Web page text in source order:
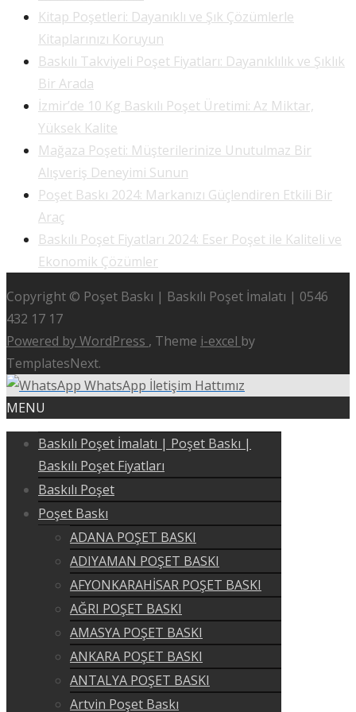
Kitap Poşetleri: Dayanıklı ve Şık Çözümlerle
Kitaplarınızı Koruyun
Baskılı Takviyeli Poşet Fiyatları: Dayanıklılık ve Şıklık
Bir Arada
İzmir’de 10 Kg Baskılı Poşet Üretimi: Az Miktar,
Yüksek Kalite
Mağaza Poşeti: Müşterilerinize Unutulmaz Bir
Alışveriş Deneyimi Sunun
Poşet Baskı 2024: Markanızı Güçlendiren Etkili Bir
Araç
Baskılı Poşet Fiyatları 2024: Eser Poşet ile Kaliteli ve
Ekonomik Çözümler
Copyright © Poşet Baskı | Baskılı Poşet İmalatı | 0546
432 17 17
Powered by WordPress , Theme i-excel by
TemplatesNext.
WhatsApp İletişim Hattımız
MENU
Baskılı Poşet İmalatı | Poşet Baskı |
Baskılı Poşet Fiyatları
Baskılı Poşet
Poşet Baskı
ADANA POŞET BASKI
ADIYAMAN POŞET BASKI
AFYONKARAHİSAR POŞET BASKI
AĞRI POŞET BASKI
AMASYA POŞET BASKI
ANKARA POŞET BASKI
ANTALYA POŞET BASKI
Artvin Poşet Baskı